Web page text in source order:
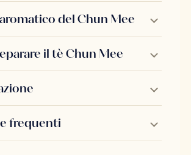
del Chun Mee
il tè Chun Mee
frequenti